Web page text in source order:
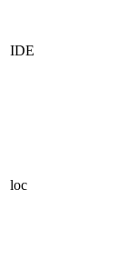
IDE
loc